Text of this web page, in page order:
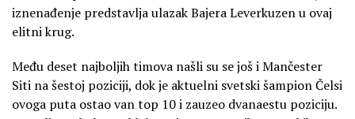
iznenađenje predstavlja ulazak Bajera Leverkuzen u ovaj
elitni krug.
Među deset najboljih timova našli su se još i Mančester
Siti na šestoj poziciji, dok je aktuelni svetski šampion Čelsi
ovoga puta ostao van top 10 i zauzeo dvanaestu poziciju.